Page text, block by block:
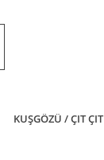
KUŞGÖZÜ / ÇIT ÇIT